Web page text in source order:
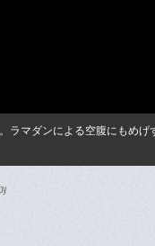
マダンによる空腹にもめ